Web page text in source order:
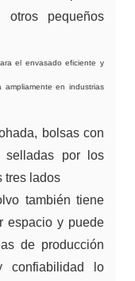
pequeños
el envasado eficiente y
en industrias
bolsas con
selladas por los
tres lados
también tiene
espacio y puede
de producción
confiabilidad lo